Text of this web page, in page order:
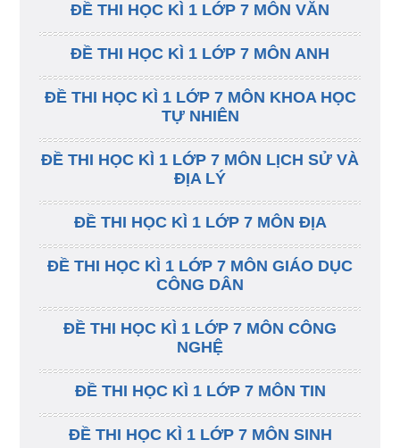
ĐỀ THI HỌC KÌ 1 LỚP 7 MÔN VĂN
ĐỀ THI HỌC KÌ 1 LỚP 7 MÔN ANH
ĐỀ THI HỌC KÌ 1 LỚP 7 MÔN KHOA HỌC
TỰ NHIÊN
ĐỀ THI HỌC KÌ 1 LỚP 7 MÔN LỊCH SỬ VÀ
ĐỊA LÝ
ĐỀ THI HỌC KÌ 1 LỚP 7 MÔN ĐỊA
ĐỀ THI HỌC KÌ 1 LỚP 7 MÔN GIÁO DỤC
CÔNG DÂN
ĐỀ THI HỌC KÌ 1 LỚP 7 MÔN CÔNG
NGHỆ
ĐỀ THI HỌC KÌ 1 LỚP 7 MÔN TIN
ĐỀ THI HỌC KÌ 1 LỚP 7 MÔN SINH